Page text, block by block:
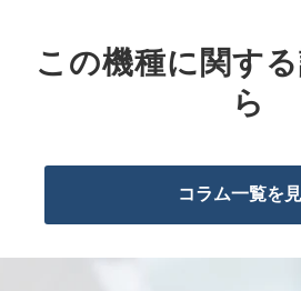
この機種に関す
ら
コラム一覧を